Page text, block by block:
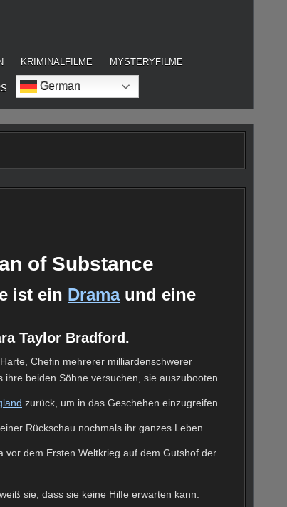
KRIMINALFILME MYSTERYFILME
German
of Substance
ist ein Dramaund eine
Taylor Bradford.
Chefin mehrerer milliardenschwerer
beiden Söhne versuchen, sie auszubooten.
zurück, um in das Geschehen einzugreifen.
Rückschau nochmals ihr ganzes Leben.
vor dem Ersten Weltkrieg auf dem Gutshof der
sie, dass sie keine Hilfe erwarten kann.